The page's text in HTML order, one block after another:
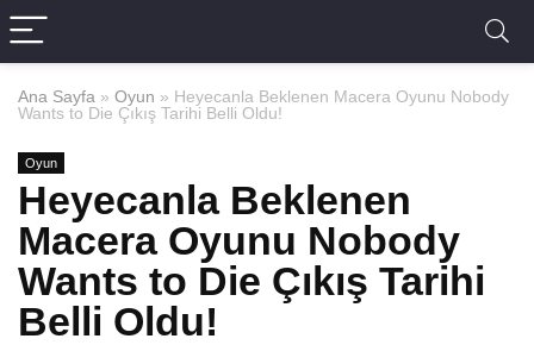
Ana Sayfa » Oyun » Heyecanla Beklenen Macera Oyunu Nobody
Wants to Die Çıkış Tarihi Belli Oldu!
Oyun
Heyecanla Beklenen
Macera Oyunu Nobody
Wants to Die Çıkış Tarihi
Belli Oldu!